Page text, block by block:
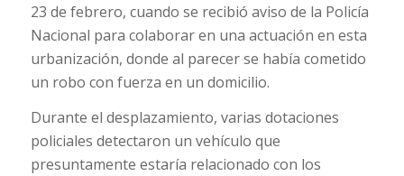
23 de febrero, cuando se recibió aviso de la Policía
Nacional para colaborar en una actuación en esta
urbanización, donde al parecer se había cometido
un robo con fuerza en un domicilio.
Durante el desplazamiento, varias dotaciones
policiales detectaron un vehículo que
presuntamente estaría relacionado con los